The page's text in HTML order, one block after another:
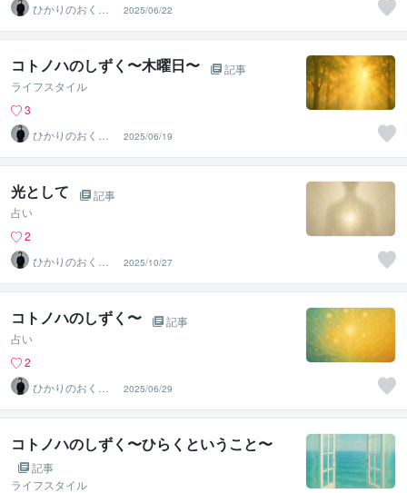
ひかりのおくり
て〜SinMa〜
2025/06/22
コトノハのしずく〜木曜日〜
記事
ライフスタイル
3
ひかりのおくり
て〜SinMa〜
2025/06/19
光として
記事
占い
2
ひかりのおくり
て〜SinMa〜
2025/10/27
コトノハのしずく〜
記事
占い
2
ひかりのおくり
て〜SinMa〜
2025/06/29
コトノハのしずく〜ひらくということ〜
記事
ライフスタイル